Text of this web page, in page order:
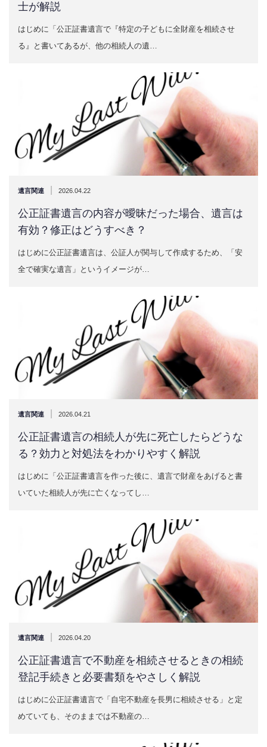
士が解説
はじめに「公正証書遺言で『特定の子どもに全財産を相続させ
る』と書いてあるが、他の相続人の遺…
遺言関連 2026.04.22
公正証書遺言の内容が曖昧だった場合、遺言は
有効？修正はどうすべき？
はじめに公正証書遺言は、公証人が関与して作成するため、「安
全で確実な遺言」というイメージが…
遺言関連 2026.04.21
公正証書遺言の相続人が先に死亡したらどうな
る？効力と対処法をわかりやすく解説
はじめに「公正証書遺言を作った後に、遺言で財産をあげると書
いていた相続人が先に亡くなってし…
遺言関連 2026.04.20
公正証書遺言で不動産を相続させるときの相続
登記手続きと必要書類をやさしく解説
はじめに公正証書遺言で「自宅不動産を長男に相続させる」と定
めていても、そのままでは不動産の…